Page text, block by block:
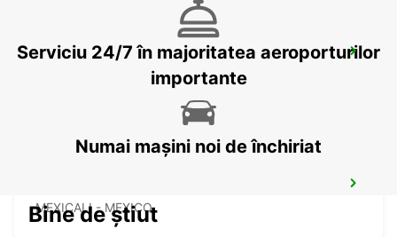
MEXICALI DOWNTOWN
MEXICALI - MEXICO
MEXICALI - MEXICO
Serviciu 24/7 în majoritatea aeroporturilor
importante
Numai mașini noi de închiriat
Bine de știut